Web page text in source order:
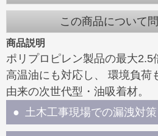
この商品について
商品説明
ポリプロピレン製品の最大2.5
高温油にも対応し、 環境負荷
由来の次世代型・油吸着材。
土木工事現場での漏洩対策